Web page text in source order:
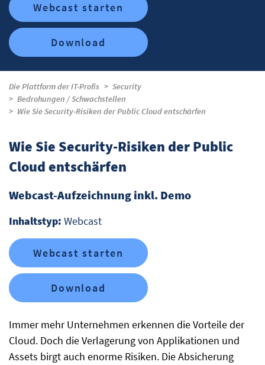
Webcast starten
Download
Die Plattform der IT-Profis
Security
Bedrohungen / Schwachstellen
Wie Sie Security-Risiken der Public Cloud entschärfen
Immer mehr Unternehmen erkennen die Vorteile der
Cloud. Doch die Verlagerung von Applikationen und
Assets birgt auch enorme Risiken. Die Absicherung
Wie Sie Security-Risiken der Public
Cloud entschärfen
Webcast-Aufzeichnung inkl. Demo
Inhaltstyp: Webcast
Webcast starten
Download